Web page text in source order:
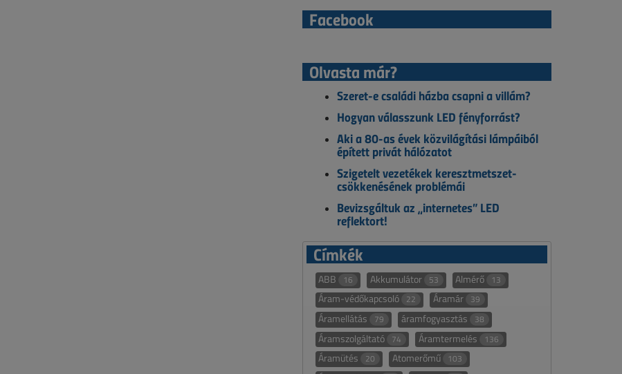
Facebook
Olvasta már?
Szeret-e családi házba csapni a villám?
Hogyan válasszunk LED fényforrást?
Aki a 80-as évek közvilágítási lámpáiból
épített privát hálózatot
Szigetelt vezetékek keresztmetszet-
csökkenésének problémái
Bevizsgáltuk az „internetes” LED
reflektort!
Címkék
ABB 16 Akkumulátor 53 Almérő 13
Áram-védőkapcsoló 22 Áramár 39
Áramellátás 79 áramfogyasztás 38
Áramszolgáltató 74 Áramtermelés 136
Áramütés 20 Atomerőmű 103